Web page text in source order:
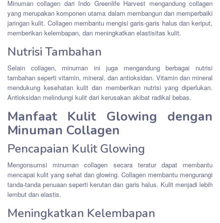
Minuman collagen dari Indo Greenlife Harvest mengandung collagen
yang merupakan komponen utama dalam membangun dan memperbaiki
jaringan kulit. Collagen membantu mengisi garis-garis halus dan keriput,
memberikan kelembapan, dan meningkatkan elastisitas kulit.
Nutrisi Tambahan
Selain collagen, minuman ini juga mengandung berbagai nutrisi
tambahan seperti vitamin, mineral, dan antioksidan. Vitamin dan mineral
mendukung kesehatan kulit dan memberikan nutrisi yang diperlukan.
Antioksidan melindungi kulit dari kerusakan akibat radikal bebas.
Manfaat Kulit Glowing dengan
Minuman Collagen
Pencapaian Kulit Glowing
Mengonsumsi minuman collagen secara teratur dapat membantu
mencapai kulit yang sehat dan glowing. Collagen membantu mengurangi
tanda-tanda penuaan seperti kerutan dan garis halus. Kulit menjadi lebih
lembut dan elastis.
Meningkatkan Kelembapan